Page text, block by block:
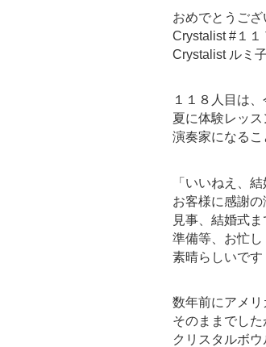
おめでとうござ
Crystalist #１１
Crystalist ルミ
１１８人目は
夏に体験レッ
演奏家になるこ
「いいねえ、
お客様に感謝
見事、結婚式
準備等、お忙し
素晴らしいです
数年前にアメ
そのままでし
クリスタルボ